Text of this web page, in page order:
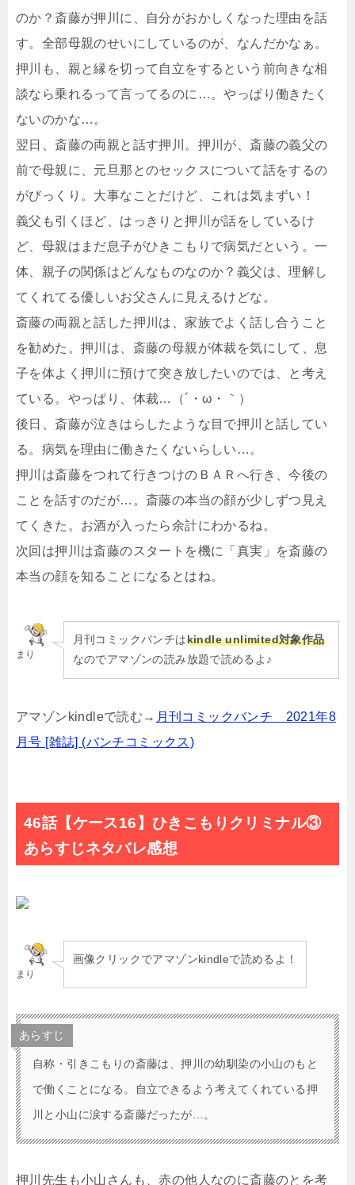
のか？斎藤が押川に、自分がおかしくなった理由を話
す。全部母親のせいにしているのが、なんだかなぁ。
押川も、親と縁を切って自立をするという前向きな相
談なら乗れるって言ってるのに…。やっぱり働きたく
ないのかな…。
翌日、斎藤の両親と話す押川。押川が、斎藤の義父の
前で母親に、元旦那とのセックスについて話をするの
がびっくり。大事なことだけど、これは気まずい！
義父も引くほど、はっきりと押川が話をしているけ
ど、母親はまだ息子がひきこもりで病気だという。一
体、親子の関係はどんなものなのか？義父は、理解し
てくれてる優しいお父さんに見えるけどな。
斎藤の両親と話した押川は、家族でよく話し合うこと
を勧めた。押川は、斎藤の母親が体裁を気にして、息
子を体よく押川に預けて突き放したいのでは、と考え
ている。やっぱり、体裁…（´・ω・｀）
後日、斎藤が泣きはらしたような目で押川と話してい
る。病気を理由に働きたくないらしい…。
押川は斎藤をつれて行きつけのＢＡＲへ行き、今後の
ことを話すのだが…。斎藤の本当の顔が少しずつ見え
てくきた。お酒が入ったら余計にわかるね。
次回は押川は斎藤のスタートを機に「真実」を斎藤の
本当の顔を知ることになるとはね。
まり
月刊コミックバンチはkindle unlimited対象作品
なのでアマゾンの読み放題で読めるよ♪
アマゾンkindleで読む→ 月刊コミックバンチ 2021年8
月号 [雑誌] (バンチコミックス)
46話【ケース16】ひきこもりクリミナル③
あらすじネタバレ感想
まり
画像クリックでアマゾンkindleで読めるよ！
あらすじ
自称・引きこもりの斎藤は、押川の幼馴染の小山のもと
で働くことになる。自立できるよう考えてくれている押
川と小山に涙する斎藤だったが…。
押川先生も小山さんも、赤の他人なのに斎藤のとを考